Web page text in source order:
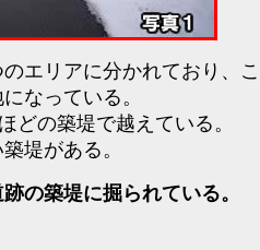
エリアに分かれており、
なっている。
どの築堤で越えている。
堤がある。
の築堤に掘られている。